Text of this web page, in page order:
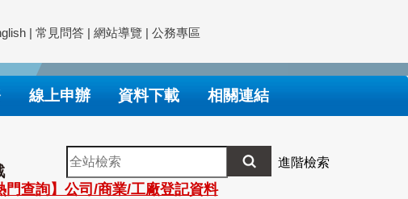
| 常見問答 | 網站導覽 | 公務專區
線上申辦 資料下載 相關連結
全
站
檢
進階檢索
門查詢】公司/商業/工廠登記資料